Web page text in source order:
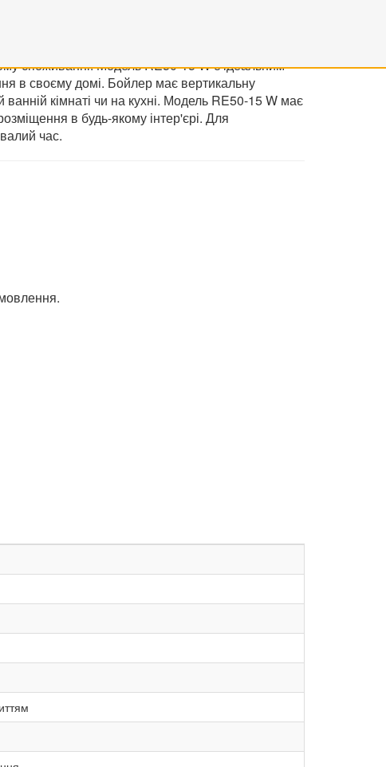
при номінальному тиску води 0,75 МПа і
споживанні. Модель RE50-15 W є ідеальним
в своєму домі. Бойлер має вертикальну
кімнаті чи на кухні. Модель RE50-15 W має
в будь-якому інтер'єрі. Для
час.